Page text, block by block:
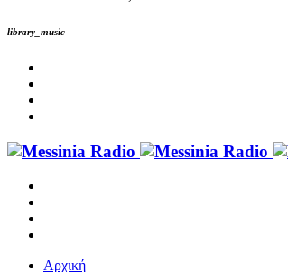
library_music
Αρχική